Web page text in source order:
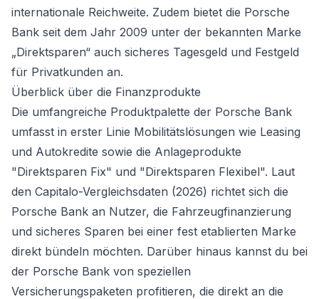
internationale Reichweite. Zudem bietet die Porsche
Bank seit dem Jahr 2009 unter der bekannten Marke
„Direktsparen“ auch sicheres Tagesgeld und Festgeld
für Privatkunden an.
Überblick über die Finanzprodukte
Die umfangreiche Produktpalette der Porsche Bank
umfasst in erster Linie Mobilitätslösungen wie Leasing
und Autokredite sowie die Anlageprodukte
"Direktsparen Fix" und "Direktsparen Flexibel". Laut
den Capitalo-Vergleichsdaten (2026) richtet sich die
Porsche Bank an Nutzer, die Fahrzeugfinanzierung
und sicheres Sparen bei einer fest etablierten Marke
direkt bündeln möchten. Darüber hinaus kannst du bei
der Porsche Bank von speziellen
Versicherungspaketen profitieren, die direkt an die